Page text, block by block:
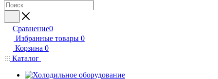
Сравнение0
Избранные товары 0
Корзина 0
Каталог